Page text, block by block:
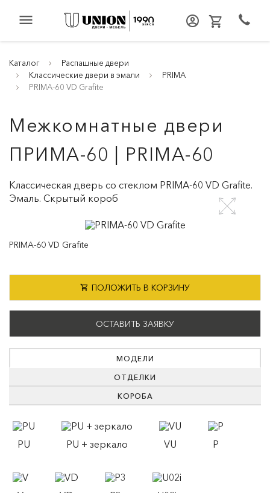
menu
Каталог
Распашные двери
Классические двери в эмали
PRIMA
PRIMA-60 VD Grafite
Межкомнатные двери
ПРИМА-60 | PRIMA-60
Классическая дверь со стеклом PRIMA-60 VD Grafite.
Эмаль. Скрытый короб
PRIMA-60 VD Grafite
ПОЛОЖИТЬ В КОРЗИНУ
ОСТАВИТЬ ЗАЯВКУ
МОДЕЛИ
ОТДЕЛКИ
КОРОБА
PU PU + зеркало VU P